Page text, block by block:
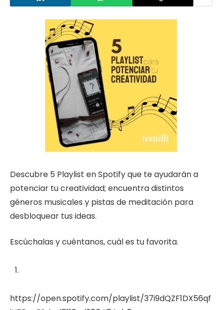
Descubre 5 Playlist en Spotify que te ayudarán a
potenciar tu creatividad; encuentra distintos
géneros musicales y pistas de meditación para
desbloquear tus ideas.
Escúchalas y cuéntanos, cuál es tu favorita.
https://open.spotify.com/playlist/37i9dQZF1DX56qf